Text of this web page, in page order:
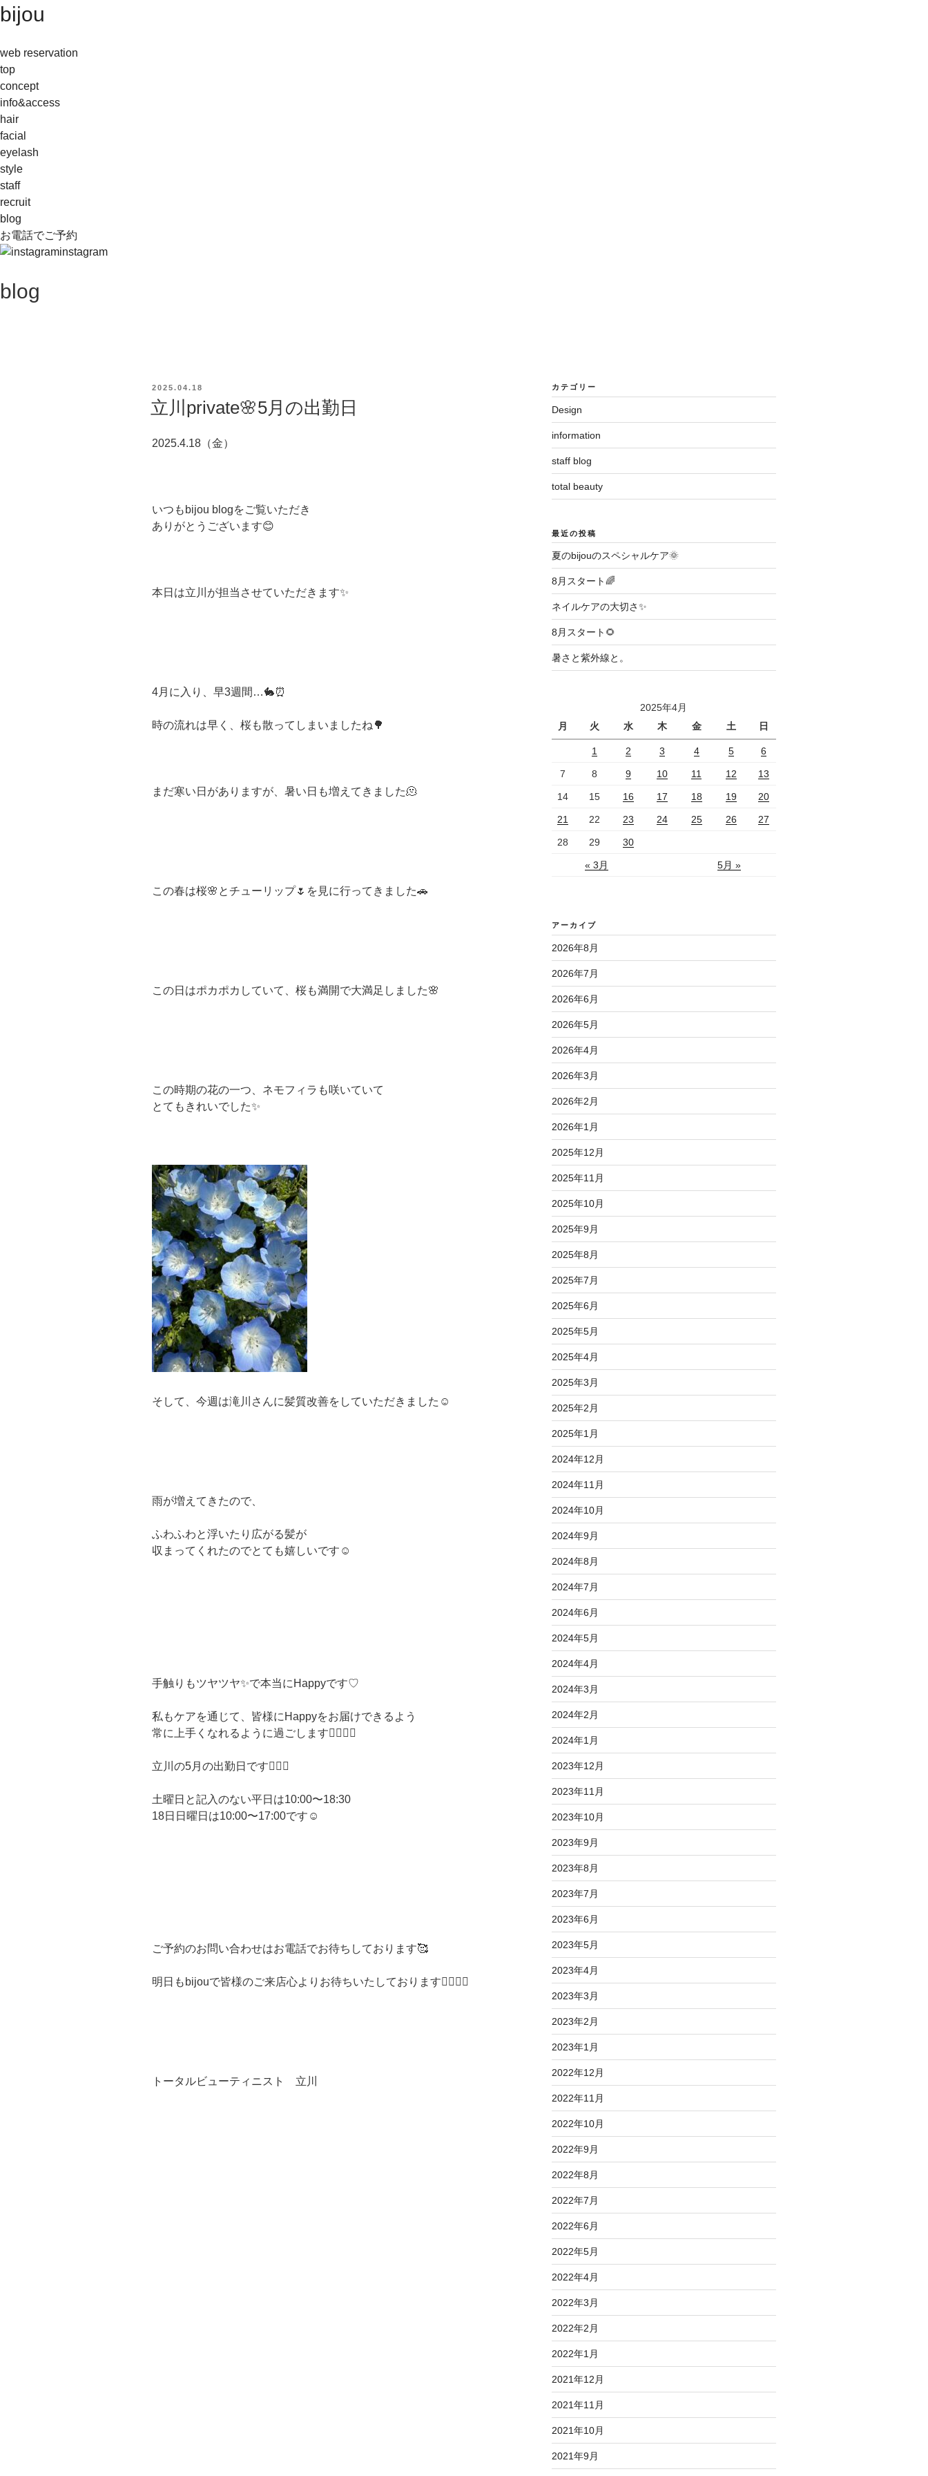
bijou
web reservation
top
concept
info&access
hair
facial
eyelash
style
staff
recruit
blog
お電話でご予約
instagram
blog
投
稿
日:
2025.04.18
立川private🌸5月の出勤日
2025.4.18（金）
いつもbijou blogをご覧いただき
ありがとうございます😊
本日は立川が担当させていただきます✨
4月に入り、早3週間…🐇⏰
時の流れは早く、桜も散ってしまいましたね🌳
まだ寒い日がありますが、暑い日も増えてきました🫠
この春は桜🌸とチューリップ🌷を見に行ってきました🚗
この日はポカポカしていて、桜も満開で大満足しました🌸
この時期の花の一つ、ネモフィラも咲いていて
とてもきれいでした✨
そして、今週は滝川さんに髪質改善をしていただきました☺️
雨が増えてきたので、
ふわふわと浮いたり広がる髪が
収まってくれたのでとても嬉しいです☺️
手触りもツヤツヤ✨で本当にHappyです♡
私もケアを通じて、皆様にHappyをお届けできるよう
常に上手くなれるように過ごします💆🏻‍♀️✨
立川の5月の出勤日です👇🏼💕
土曜日と記入のない平日は10:00〜18:30
18日日曜日は10:00〜17:00です☺︎
ご予約のお問い合わせはお電話でお待ちしております🥰
明日もbijouで皆様のご来店心よりお待ちいたしております🙇🏻‍♀️✨
トータルビューティニスト 立川
カテゴリー
Design
information
staff blog
total beauty
最近の投稿
夏のbijouのスペシャルケア🌞
8月スタート🌈
ネイルケアの大切さ✨
8月スタート🌻
暑さと紫外線と。
2025年4月
月
火 水 木 金 土 日
« 3月 5月 »
1 2 3 4 5 6
7 8 9 10 11 12 13
14 15 16 17 18 19 20
21 22 23 24 25 26 27
28 29 30
アーカイブ
2026年8月
2026年7月
2026年6月
2026年5月
2026年4月
2026年3月
2026年2月
2026年1月
2025年12月
2025年11月
2025年10月
2025年9月
2025年8月
2025年7月
2025年6月
2025年5月
2025年4月
2025年3月
2025年2月
2025年1月
2024年12月
2024年11月
2024年10月
2024年9月
2024年8月
2024年7月
2024年6月
2024年5月
2024年4月
2024年3月
2024年2月
2024年1月
2023年12月
2023年11月
2023年10月
2023年9月
2023年8月
2023年7月
2023年6月
2023年5月
2023年4月
2023年3月
2023年2月
2023年1月
2022年12月
2022年11月
2022年10月
2022年9月
2022年8月
2022年7月
2022年6月
2022年5月
2022年4月
2022年3月
2022年2月
2022年1月
2021年12月
2021年11月
2021年10月
2021年9月